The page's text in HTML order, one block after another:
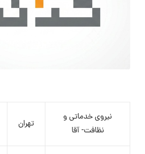
نیروی خدماتی و
نظافت- آقا
تهران